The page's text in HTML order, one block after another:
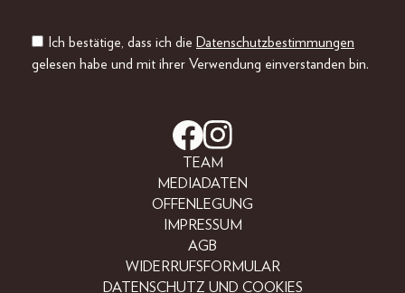
Ich bestätige, dass ich die Datenschutzbestimmungen
gelesen habe und mit ihrer Verwendung einverstanden bin.
TEAM
MEDIADATEN
OFFENLEGUNG
IMPRESSUM
AGB
WIDERRUFSFORMULAR
DATENSCHUTZ UND COOKIES